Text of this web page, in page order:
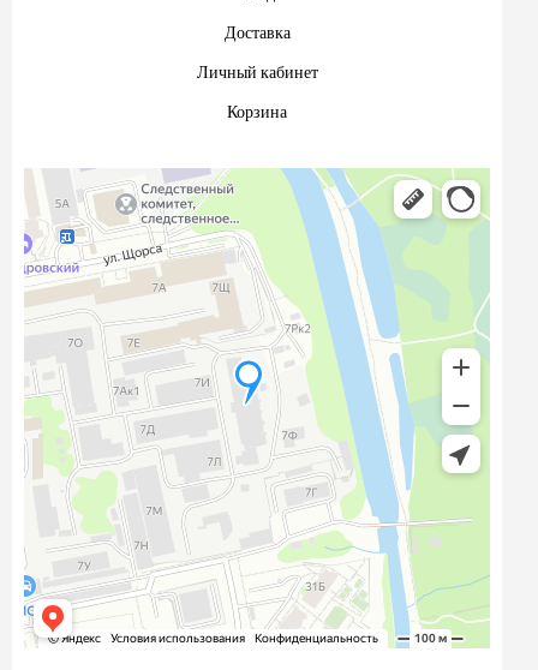
Доставка
Личный кабинет
Корзина